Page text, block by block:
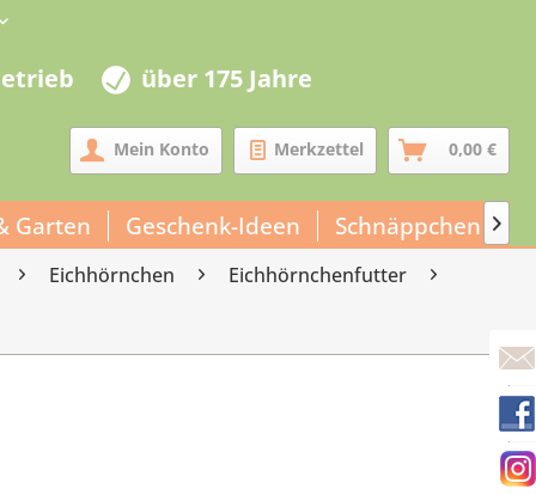
über 175 Jahre
Mein Konto Merkzettel 0,00 €
Garten Geschenk-Ideen Schnäppchen 
Eichhörnchen
Eichhörnchenfutter